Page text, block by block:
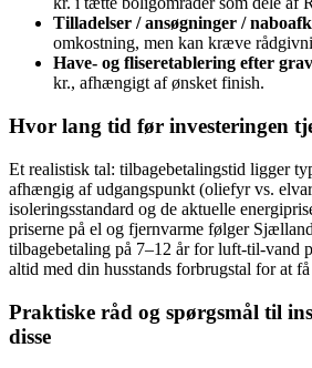
Tilladelser / ansøgninger /
omkostning, men kan kræve
Have- og fliseretablering efter
kr., afhængigt af ønsket finish.
Hvor lang tid før investeringen
Et realistisk tal: tilbagebetalingstid ligger
afhængig af udgangspunkt (oliefyr vs.
isoleringsstandard og de aktuelle
priserne på el og fjernvarme følger
tilbagebetaling på 7–12 år for luft‑til‑vand
altid med din husstands forbrugstal for at
Praktiske råd og spørgsmål til
disse